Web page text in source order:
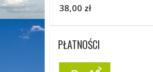
38,00 zł
PŁATNOŚCI